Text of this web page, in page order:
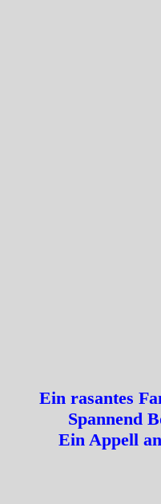
Ein rasantes
Spannend
Ein Appell